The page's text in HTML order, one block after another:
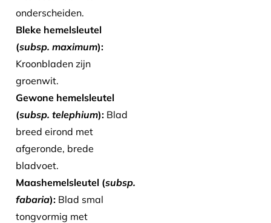
onderscheiden.
Bleke hemelsleutel
(subsp. maximum):
Kroonbladen zijn
groenwit.
Gewone hemelsleutel
(subsp. telephium): Blad
breed eirond met
afgeronde, brede
bladvoet.
Maashemelsleutel (subsp.
fabaria): Blad smal
tongvormig met